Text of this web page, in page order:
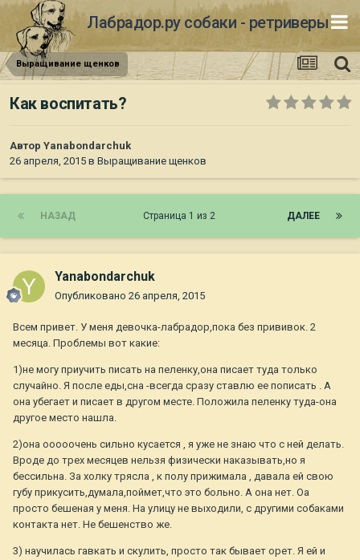
Лабрадор.ру собаки - ретриверы
Выращивание щенков
Как воспитать?
Автор Yanabondarchuk
26 апреля, 2015 в Выращивание щенков
НАЗАД ДАЛЕЕ
Страница 1 из 2
Yanabondarchuk
Опубликовано 26 апреля, 2015
Всем привет. У меня девочка-лабрадор,пока без прививок. 2
месяца. Проблемы вот какие:
1)не могу приучить писать на пеленку,она писает туда только
случайно. Я после еды,сна -всегда сразу ставлю ее пописать . А
она убегает и писает в другом месте. Положила пеленку туда-она
другое место нашла.
2)она ооооочень сильно кусается , я уже не знаю что с ней делать.
Вроде до трех месяцев нельзя физически наказывать,но я
бессильна. За холку трясла , к полу прижимала , давала ей свою
губу прикусить,думала,поймет,что это больно. А она нет. Оа
просто бешеная у меня. На улицу не выходили, с другими собаками
контакта нет. Не бешенство же.
3) научилась гавкать и скулить, просто так бывает орет. Я ей и